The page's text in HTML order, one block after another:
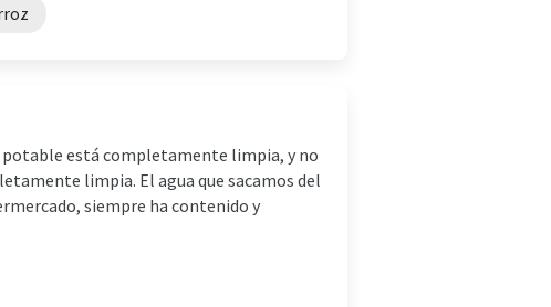
está completamente limpia, y no
limpia. El agua que sacamos del
siempre ha contenido y